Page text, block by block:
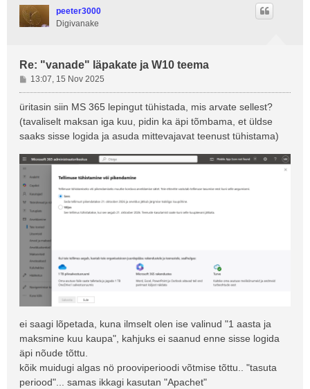
peeter3000
Digivanake
Re: "vanade" läpakate ja W10 teema
P
o
s
i
t
u
s
13:07, 15 Nov 2025
üritasin siin MS 365 lepingut tühistada, mis arvate sellest?
(tavaliselt maksan iga kuu, pidin ka äpi tõmbama, et üldse
saaks sisse logida ja asuda mittevajavat teenust tühistama)
ei saagi lõpetada, kuna ilmselt olen ise valinud "1 aasta ja
maksmine kuu kaupa", kahjuks ei saanud enne sisse logida
äpi nõude tõttu.
kõik muidugi algas nö prooviperioodi võtmise tõttu.. "tasuta
periood"... samas ikkagi kasutan "Apachet"